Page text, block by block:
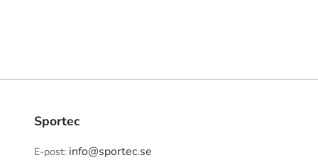
Sportec
E-post: info@sportec.se